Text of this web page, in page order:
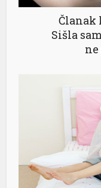
Članak
Sišla
ne